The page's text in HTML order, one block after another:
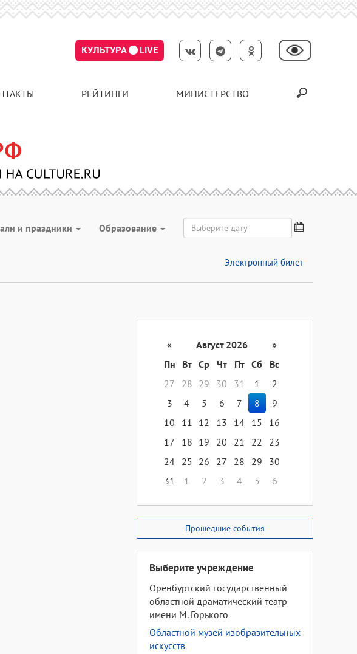
КУЛЬТУРА LIVE
РЕЙТИНГИ МИНИСТЕРСТВО
и праздники Образование
Электронный билет
« Август 2026
»
Пн
Вт Ср Чт Пт Сб
Вс
27
28 29 30 31 1
2
3
4 5 6 7 8
9
10
11 12 13 14 15
16
17
18 19 20 21 22
23
24 25 26 27 28 29
30
31
1 2 3 4 5 6
Прошедшие события
Выберите учреждение
Оренбургский государственный
областной драматический театр
имени М. Горького
Областной музей изобразительных
искусств